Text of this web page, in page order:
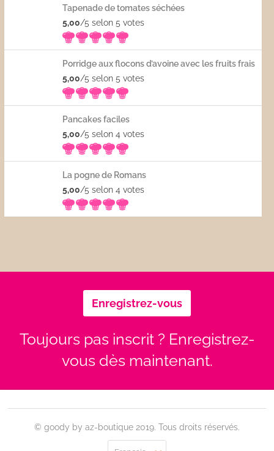
Tapenade de tomates séchées
5,00/5 selon 5votes
Porridge aux flocons d’avoine avec les fruits frais
5,00/5 selon 5votes
Pancakes faciles
5,00/5 selon 4votes
La pogne de Romans
5,00/5 selon 4votes
Enregistrez-vous
Toujours pas inscrit ? Enregistrez-
vous dès maintenant.
© goody by az-boutique 2019. Tous droits réservés.